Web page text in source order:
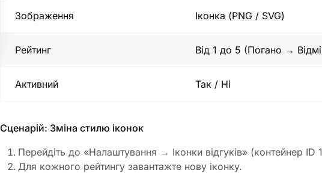
Зображення Іконка (PNG / SVG)
Рейтинг Від 1 до 5 (Погано →
Активний Так / Ні
Сценарій: Зміна стилю іконок
Перейдіть до «Налаштування → Іконки відгуків» (контейнер ID
Для кожного рейтингу завантажте нову іконку.